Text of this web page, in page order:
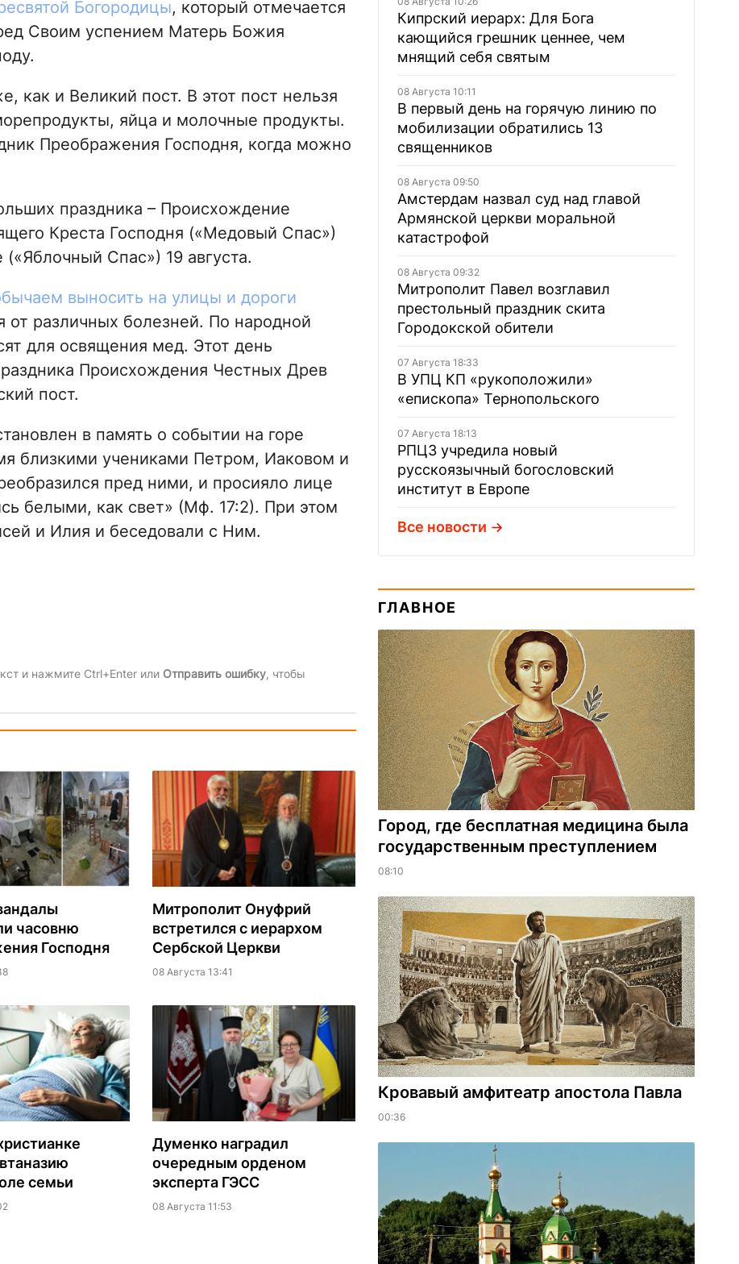
Богородицы, который отмечается
Своим успением Матерь Божия
как и Великий пост. В этот пост нельзя
яйца и молочные продукты.
Преображения Господня, когда можно
праздника – Происхождение
Креста Господня («Медовый Спас»)
Спас») 19 августа.
выносить на улицы и дороги
от различных болезней. По народной
для освящения мед. Этот день
Происхождения Честных Древ
пост.
в память о событии на горе
близкими учениками Петром, Иаковом и
пред ними, и просияло лице
белыми, как свет» (Мф. 17:2). При этом
и Илия и беседовали с Ним.
и нажмите Ctrl+Enter или Отправить ошибку, чтобы
часовню
Господня
Митрополит Онуфрий
встретился с иерархом
Сербской Церкви
08 Августа 13:41
семьи
Думенко наградил
очередным орденом
эксперта ГЭСС
08 Августа 11:53
Кипрский иерарх: Для Бога
кающийся грешник ценнее, чем
мнящий себя святым
08 Августа 10:11
В первый день на горячую линию по
мобилизации обратились 13
священников
08 Августа 09:50
Амстердам назвал суд над главой
Армянской церкви моральной
катастрофой
08 Августа 09:32
Митрополит Павел возглавил
престольный праздник скита
Городокской обители
07 Августа 18:33
В УПЦ КП «рукоположили»
«епископа» Тернопольского
07 Августа 18:13
РПЦЗ учредила новый
русскоязычный богословский
институт в Европе
Все новости
ГЛАВНОЕ
Город, где бесплатная медицина была
государственным преступлением
08:10
​Кровавый амфитеатр апостола Павла
00:36